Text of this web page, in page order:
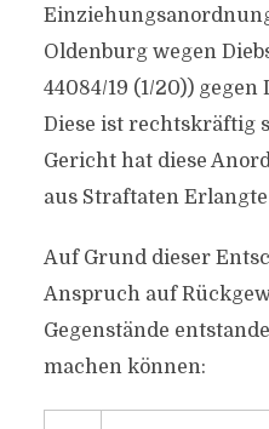
Oldenburg wegen
44084/19 (1/20))
Diese ist rechtskräftig
Gericht hat diese
aus Straftaten
Auf Grund dieser
Anspruch auf
Gegenstände
machen können: